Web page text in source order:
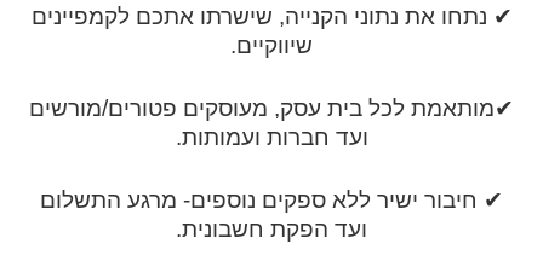
✔ נתחו את נתוני הקנייה, שישרתו אתכם לקמפיינים
שיווקיים.
✔מותאמת לכל בית עסק, מעוסקים פטורים/מורשים
ועד חברות ועמותות.
✔ חיבור ישיר ללא ספקים נוספים- מרגע התשלום
ועד הפקת חשבונית.